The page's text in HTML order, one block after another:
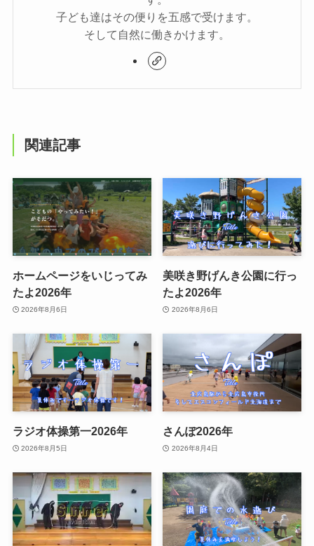
子ども達はその便りを五感で受けます。
そして自然に働きかけます。
関連記事
ホームページをいじってみ
たよ2026年
2026年8月6日
美咲き野げんき公園に行っ
たよ2026年
2026年8月6日
ラジオ体操第一2026年
2026年8月5日
さんぽ2026年
2026年8月4日